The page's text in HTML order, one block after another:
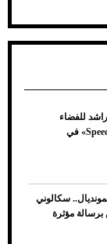
أشهر
للفضاء
يحتفيان بإرث «Speedmaster» في
سكالوني
برسالة مؤثرة